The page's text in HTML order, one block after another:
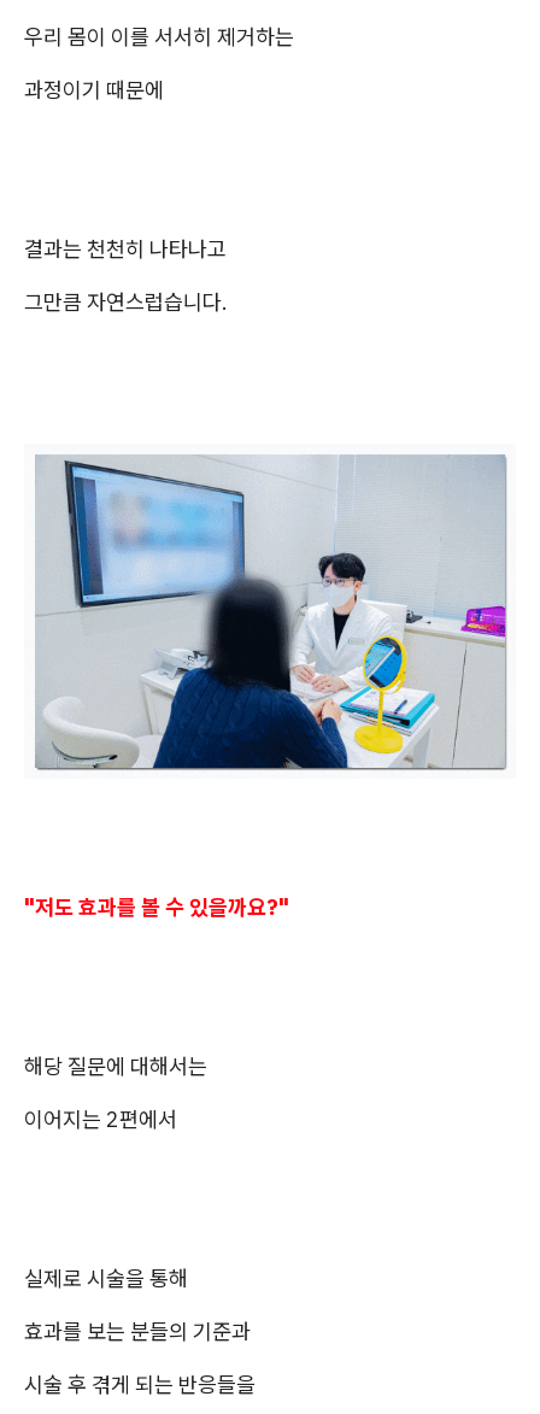
우리 몸이 이를 서서히 제거하는
과정이기 때문에
결과는 천천히 나타나고
그만큼 자연스럽습니다.
"저도 효과를 볼 수 있을까요?"
해당 질문에 대해서는
이어지는 2편에서
실제로 시술을 통해
효과를 보는 분들의 기준과
시술 후 겪게 되는 반응들을